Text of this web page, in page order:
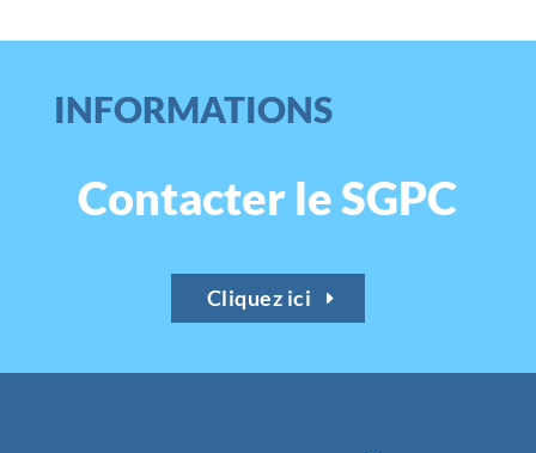
INFORMATIONS
Contacter le SGPC
Cliquez ici